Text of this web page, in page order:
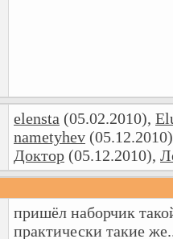
elensta (05.02.2010),
nametyhev
Доктор (05.12.2010),
пришёл наборчик
практически такие